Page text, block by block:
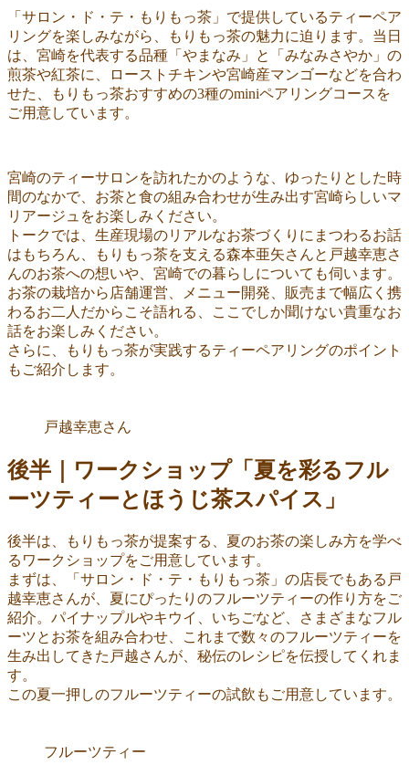
「サロン・ド・テ・もりもっ茶」で提供しているティーペア
リングを楽しみながら、もりもっ茶の魅力に迫ります。当日
は、宮崎を代表する品種「やまなみ」と「みなみさやか」の
煎茶や紅茶に、ローストチキンや宮崎産マンゴーなどを合わ
せた、もりもっ茶おすすめの3種のminiペアリングコースを
ご用意しています。
宮崎のティーサロンを訪れたかのような、ゆったりとした時
間のなかで、お茶と食の組み合わせが生み出す宮崎らしいマ
リアージュをお楽しみください。
トークでは、生産現場のリアルなお茶づくりにまつわるお話
はもちろん、もりもっ茶を支える森本亜矢さんと戸越幸恵さ
んのお茶への想いや、宮崎での暮らしについても伺います。
お茶の栽培から店舗運営、メニュー開発、販売まで幅広く携
わるお二人だからこそ語れる、ここでしか聞けない貴重なお
話をお楽しみください。
さらに、もりもっ茶が実践するティーペアリングのポイント
もご紹介します。
戸越幸恵さん
後半｜ワークショップ「夏を彩るフル
ーツティーとほうじ茶スパイス」
後半は、もりもっ茶が提案する、夏のお茶の楽しみ方を学べ
るワークショップをご用意しています。
まずは、「サロン・ド・テ・もりもっ茶」の店長でもある戸
越幸恵さんが、夏にぴったりのフルーツティーの作り方をご
紹介。パイナップルやキウイ、いちごなど、さまざまなフル
ーツとお茶を組み合わせ、これまで数々のフルーツティーを
生み出してきた戸越さんが、秘伝のレシピを伝授してくれま
す。
この夏一押しのフルーツティーの試飲もご用意しています。
フルーツティー